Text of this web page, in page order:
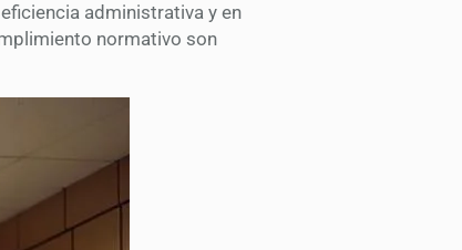
administrativa y en
normativo son